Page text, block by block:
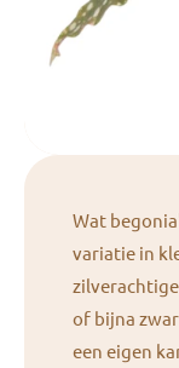
Wat
variatie in
of bijna
een eigen